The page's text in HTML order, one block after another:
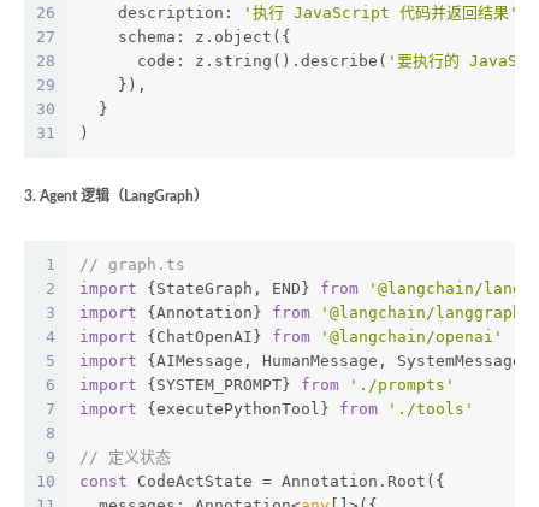
26
27
28
29
30
31
    description:
'执行 JavaScript 代码并返回结果'
    schema: z.object({
      code: z.string().describe(
'要执行的
    }),
  }
)
3. Agent 逻辑（LangGraph）
1
2
3
4
5
6
7
8
9
10
// graph.ts
import {StateGraph, END} from
'@langchain/
import {Annotation} from
'@langchain/langgraph'
import {ChatOpenAI} from
'@langchain/openai'
import {AIMessage, HumanMessage,
import {SYSTEM_PROMPT} from
'./prompts'
import {executePythonTool} from './tools'
// 定义状态
const CodeActState = Annotation.Root({